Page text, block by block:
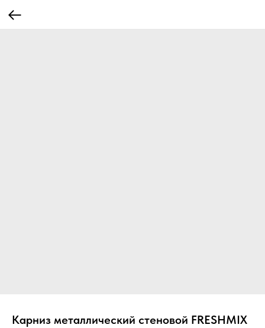
Карниз металлический стеновой FRESHMIX